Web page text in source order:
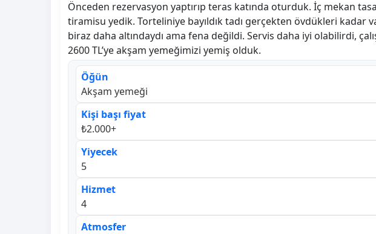
Önceden rezervasyon yaptırıp teras katında oturduk. İç mekan
tiramisu yedik. Torteliniye bayıldık tadı gerçekten övdükleri kadar
biraz daha altındaydı ama fena değildi. Servis daha iyi olabilirdi,
2600 TL’ye akşam yemeğimizi yemiş olduk.
Öğün
Akşam yemeği
Kişi başı fiyat
₺2.000+
Yiyecek
5
Hizmet
4
Atmosfer